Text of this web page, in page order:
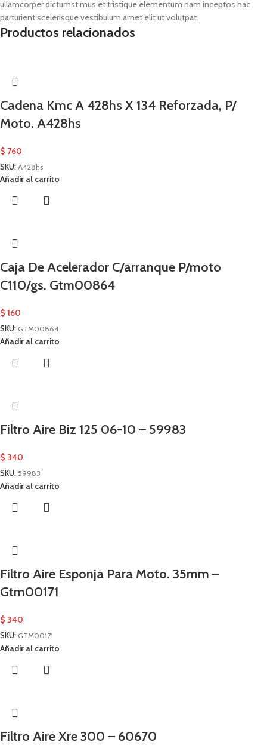
ullamcorper dictumst mus et tristique elementum nam inceptos hac
parturient scelerisque vestibulum amet elit ut volutpat.
Productos relacionados
Cadena Kmc A 428hs X 134 Reforzada, P/
Moto. A428hs
$ 760
SKU: A428hs
Añadir al carrito
Caja De Acelerador C/arranque P/moto
C110/gs. Gtm00864
$ 160
SKU: GTM00864
Añadir al carrito
Filtro Aire Biz 125 06-10 – 59983
$ 340
SKU: 59983
Añadir al carrito
Filtro Aire Esponja Para Moto. 35mm –
Gtm00171
$ 340
SKU: GTM00171
Añadir al carrito
Filtro Aire Xre 300 – 60670